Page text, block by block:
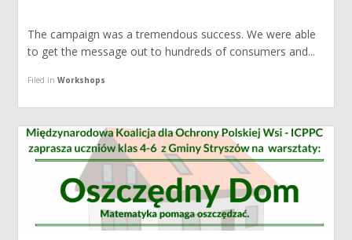
The campaign was a tremendous success. We were able
to get the message out to hundreds of consumers and...
Filed inWorkshops